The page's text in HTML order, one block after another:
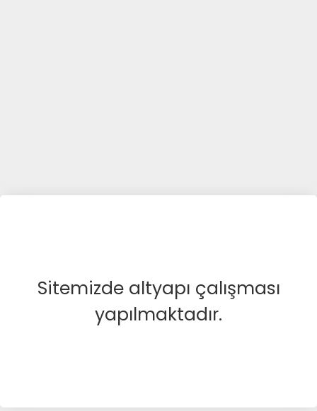
Sitemizde altyapı çalışması
yapılmaktadır.